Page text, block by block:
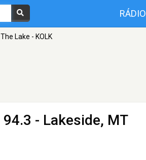
RÁDIO
Lake - KOLK
94.3 - Lakeside, MT